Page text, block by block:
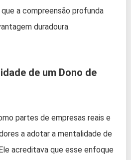
a compreensão profunda
duradoura.
de um Dono de
partes de empresas reais e
a adotar a mentalidade de
acreditava que esse enfoque